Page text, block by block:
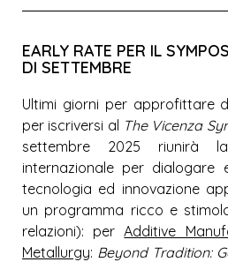
EARLY RATE PER IL
DI SETTEMBRE
Ultimi giorni per approfittare
per iscriversi al The Vicenza
settembre 2025 riunirà
internazionale per
tecnologia ed innovazione
un programma ricco e
relazioni): perAdditive
Metallurgy: Beyond Tradition: